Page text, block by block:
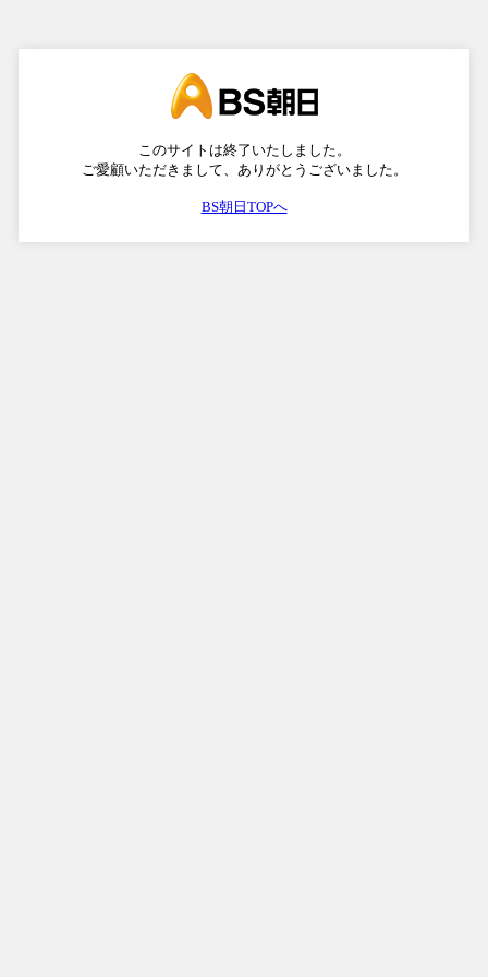
このサイトは終了いたしました。
ご愛顧いただきまして、ありがとうございました。
BS朝日TOPへ